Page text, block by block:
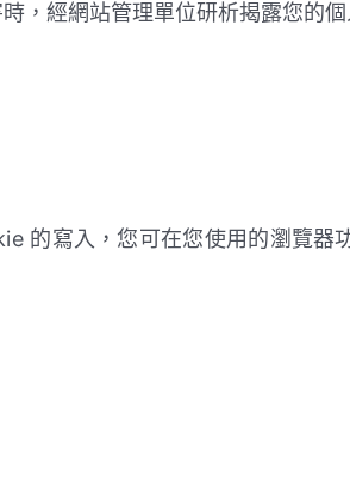
，經網站管理單位研析揭露您的
的寫入，您可在您使用的瀏覽器